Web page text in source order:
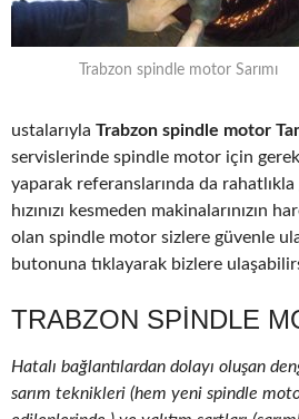
Trabzon spindle motor Sarımı
ustalarıyla Trabzon spindle motor
servislerinde spindle motor için
yaparak referanslarında da
hızınızı kesmeden makinalarınızın
olan spindle motor sizlere güvenle
butonuna tıklayarak bizlere
TRABZON SPINDLE
Hatalı bağlantılardan dolayı oluşan
sarım teknikleri (hem yeni spindle